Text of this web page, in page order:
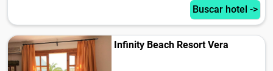
Buscar hotel ->
Infinity Beach Resort Vera